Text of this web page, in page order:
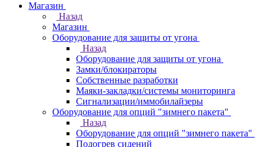
Магазин
Назад
Магазин
Оборудование для защиты от угона
Назад
Оборудование для защиты от угона
Замки/блокираторы
Собственные разработки
Маяки-закладки/системы мониторинга
Сигнализации/иммобилайзеры
Оборудование для опций "зимнего пакета"
Назад
Оборудование для опций "зимнего пакета"
Подогрев сидений